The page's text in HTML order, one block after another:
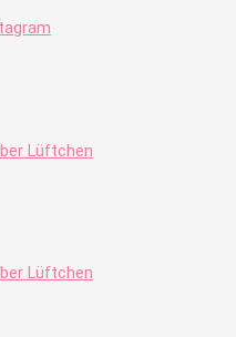
Lüftchen
Lüftchen